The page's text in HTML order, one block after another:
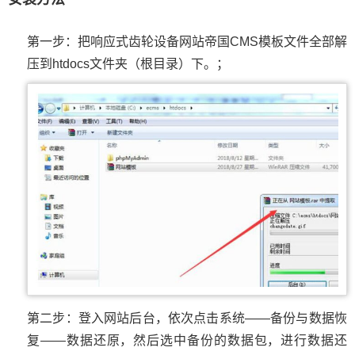
第一步：把响应式齿轮设备网站帝国CMS模板文件全部解
压到htdocs文件夹（根目录）下。；
第二步：登入网站后台，依次点击系统——备份与数据恢
复——数据还原，然后选中备份的数据包，进行数据还